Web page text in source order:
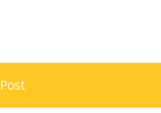
Post